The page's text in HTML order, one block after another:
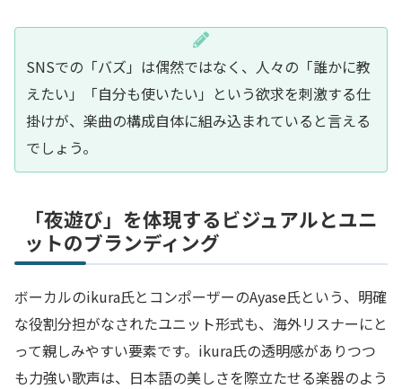
SNSでの「バズ」は偶然ではなく、人々の「誰かに教
えたい」「自分も使いたい」という欲求を刺激する仕
掛けが、楽曲の構成自体に組み込まれていると言える
でしょう。
「夜遊び」を体現するビジュアルとユニ
ットのブランディング
ボーカルのikura氏とコンポーザーのAyase氏という、明確
な役割分担がなされたユニット形式も、海外リスナーにと
って親しみやすい要素です。ikura氏の透明感がありつつ
も力強い歌声は、日本語の美しさを際立たせる楽器のよう